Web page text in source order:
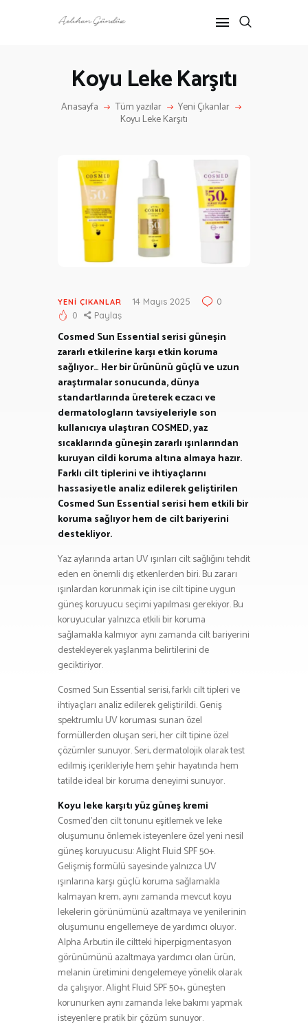
Koyu Leke Karşıtı
Anasayfa Tüm yazılar Yeni Çıkanlar
Koyu Leke Karşıtı
ANASAYFA
RÖPORTAJ
KÜLTÜR SANAT
HAKKIMDA
İLETIŞIM
YENI ÇIKANLAR 14 Mayıs 2025
0
0
Paylaş
Cosmed Sun Essential serisi güneşin
zararlı etkilerine karşı etkin koruma
sağlıyor… Her bir ürününü güçlü ve uzun
araştırmalar sonucunda, dünya
standartlarında üreterek eczacı ve
dermatologların tavsiyeleriyle son
kullanıcıya ulaştıran COSMED, yaz
sıcaklarında güneşin zararlı ışınlarından
kuruyan cildi koruma altına almaya hazır.
Farklı cilt tiplerini ve ihtiyaçlarını
hassasiyetle analiz edilerek geliştirilen
Cosmed Sun Essential serisi hem etkili bir
koruma sağlıyor hem de cilt bariyerini
destekliyor.
Yaz aylarında artan UV ışınları cilt sağlığını tehdit
eden en önemli dış etkenlerden biri. Bu zararı
ışınlardan korunmak için ise cilt tipine uygun
güneş koruyucu seçimi yapılması gerekiyor. Bu
koruyucular yalnızca etkili bir koruma
sağlamakla kalmıyor aynı zamanda cilt bariyerini
destekleyerek yaşlanma belirtilerini de
geciktiriyor.
Cosmed Sun Essential serisi, farklı cilt tipleri ve
ihtiyaçları analiz edilerek geliştirildi. Geniş
spektrumlu UV koruması sunan özel
formüllerden oluşan seri, her cilt tipine özel
çözümler sunuyor. Seri, dermatolojik olarak test
edilmiş içerikleriyle hem şehir hayatında hem
tatilde ideal bir koruma deneyimi sunuyor.
Koyu leke karşıtı yüz güneş kremi
Cosmed’den cilt tonunu eşitlemek ve leke
oluşumunu önlemek isteyenlere özel yeni nesil
güneş koruyucusu: Alight Fluid SPF 50+.
Gelişmiş formülü sayesinde yalnızca UV
ışınlarına karşı güçlü koruma sağlamakla
kalmayan krem, aynı zamanda mevcut koyu
lekelerin görünümünü azaltmaya ve yenilerinin
oluşumunu engellemeye de yardımcı oluyor.
Alpha Arbutin ile ciltteki hiperpigmentasyon
görünümünü azaltmaya yardımcı olan ürün,
melanin üretimini dengelemeye yönelik olarak
da çalışıyor. Alight Fluid SPF 50+, güneşten
korunurken aynı zamanda leke bakımı yapmak
isteyenlere pratik bir çözüm sunuyor.